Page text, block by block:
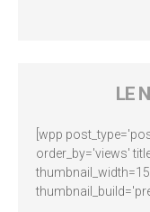
LE
[wpp
order_by='views'